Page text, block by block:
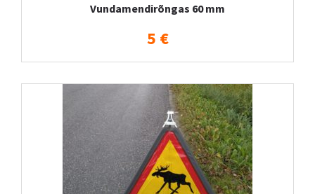
Vundamendirõngas 60 mm
5 €